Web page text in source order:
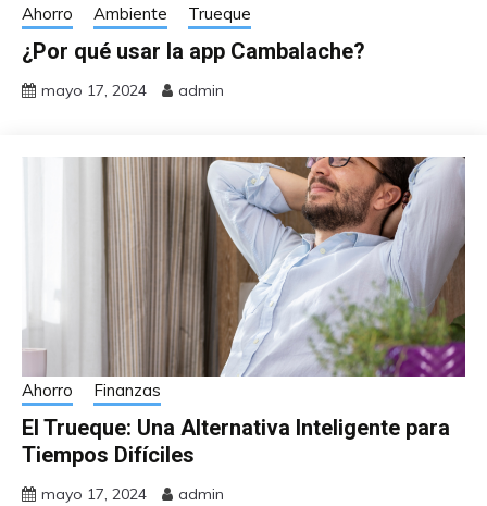
Ahorro Ambiente Trueque
¿Por qué usar la app Cambalache?
mayo 17, 2024 admin
Ahorro Finanzas
El Trueque: Una Alternativa Inteligente para
Tiempos Difíciles
mayo 17, 2024 admin